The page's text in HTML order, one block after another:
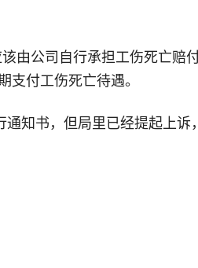
由公司自行承担工伤死亡赔
支付工伤死亡待遇。
知书，但局里已经提起上诉